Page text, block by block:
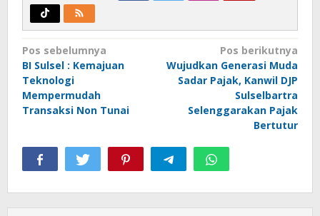
Navigasi
pos
Pos sebelumnya
BI Sulsel : Kemajuan
Teknologi
Mempermudah
Transaksi Non Tunai
Pos berikutnya
Wujudkan Generasi Muda
Sadar Pajak, Kanwil DJP
Sulselbartra
Selenggarakan Pajak
Bertutur